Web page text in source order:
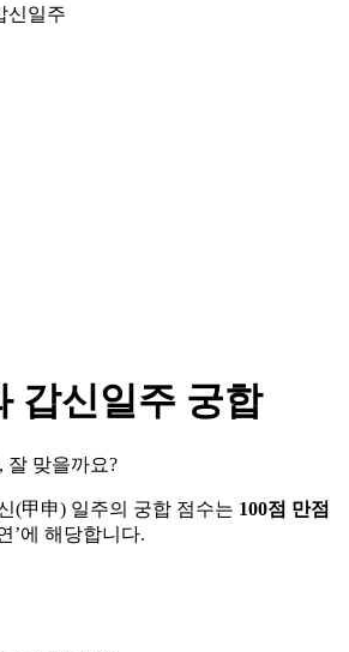
신일주
갑신일주 궁합
잘 맞을까요?
(甲申) 일주의 궁합 점수는 100점 만점
’에 해당합니다.